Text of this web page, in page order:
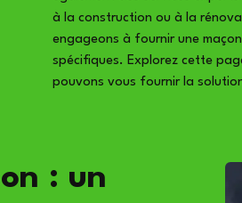
à la construction ou à la
engageons à fournir une
spécifiques. Explorez cette
pouvons vous fournir la
: un